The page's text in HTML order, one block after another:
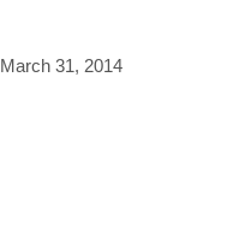
March 31, 2014